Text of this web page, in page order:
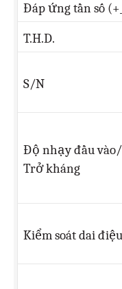
Đáp ứng tần số
T.H.D.
S/N
Độ nhạy đầu vào/
Trở kháng
Kiểm soát dai điệu